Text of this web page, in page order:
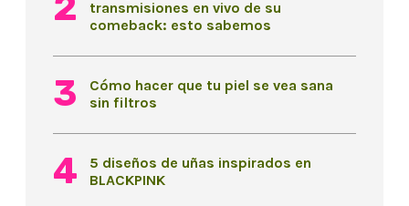
transmisiones en vivo de su
comeback: esto sabemos
Cómo hacer que tu piel se vea sana
sin filtros
5 diseños de uñas inspirados en
BLACKPINK